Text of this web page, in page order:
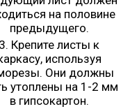
на половине
предыдущего.
3. Крепите листы к
используя
Они должны
утоплены на 1-2 мм
в гипсокартон.